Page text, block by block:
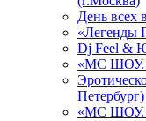
День всех
«Легенды
Dj Feel &
«МС ШОУ.
Петербург)
«МС ШОУ.